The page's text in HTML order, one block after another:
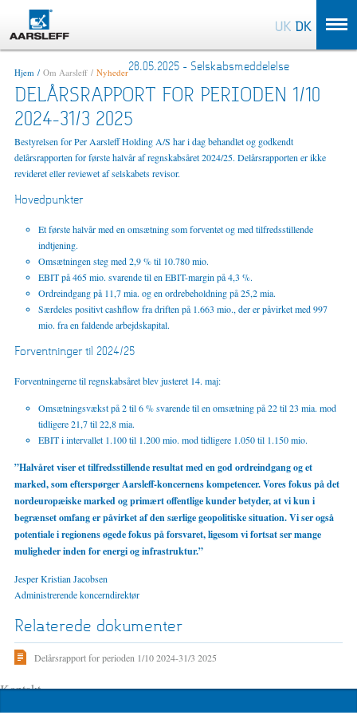
Hjem Om Aarsleff Nyheder28.05.2025 - Selskabsmeddelelse
DELÅRSRAPPORT FOR PERIODEN 1/10
2024-31/3 2025
Bestyrelsen for Per Aarsleff Holding A/S har i dag behandlet og godkendt
delårsrapporten for første halvår af regnskabsåret 2024/25. Delårsrapporten er ikke
revideret eller reviewet af selskabets revisor.
Hovedpunkter
Et første halvår med en omsætning som forventet og med tilfredsstillende
indtjening.
Omsætningen steg med 2,9 % til 10.780 mio.
EBIT på 465 mio. svarende til en EBIT-margin på 4,3 %.
Ordreindgang på 11,7 mia. og en ordrebeholdning på 25,2 mia.
Særdeles positivt cashflow fra driften på 1.663 mio., der er påvirket med 997
mio. fra en faldende arbejdskapital.
Forventninger til 2024/25
Forventningerne til regnskabsåret blev justeret 14. maj:
Omsætningsvækst på 2 til 6 % svarende til en omsætning på 22 til 23 mia. mod
tidligere 21,7 til 22,8 mia.
EBIT i intervallet 1.100 til 1.200 mio. mod tidligere 1.050 til 1.150 mio.
”Halvåret viser et tilfredsstillende resultat med en god ordreindgang og et
marked, som efterspørger Aarsleff-koncernens kompetencer. Vores fokus på det
nordeuropæiske marked og primært offentlige kunder betyder, at vi kun i
begrænset omfang er påvirket af den særlige geopolitiske situation. Vi ser også
potentiale i regionens øgede fokus på forsvaret, ligesom vi fortsat ser mange
muligheder inden for energi og infrastruktur.”
Jesper Kristian Jacobsen
Administrerende koncerndirektør
Relaterede dokumenter
Delårsrapport for perioden 1/10 2024-31/3 2025
Kontakt